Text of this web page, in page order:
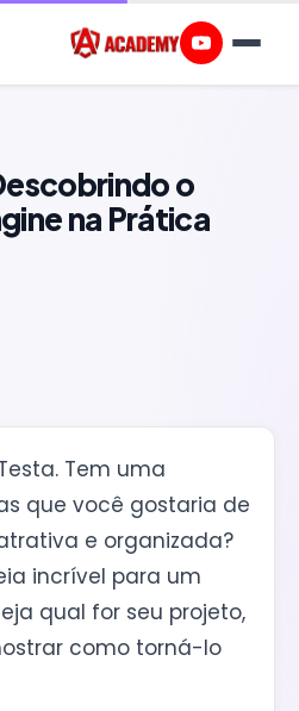
o
na Prática
Tem uma
que você gostaria de
e organizada?
incrível para um
qual for seu projeto,
como torná-lo